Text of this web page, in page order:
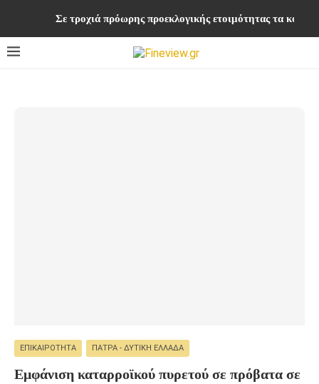
Σε τροχιά πρόωρης προεκλογικής ετοιμότητας τα
ΕΠΙΚΑΙΡΌΤΗΤΑ ΠΆΤΡΑ - ΔΥΤΙΚΉ ΕΛΛΆΔΑ
Εμφάνιση καταρροϊκού πυρετού σε πρόβατα σε